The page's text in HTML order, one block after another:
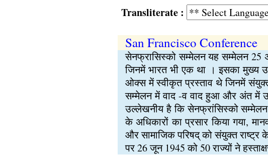
Transliterate :
San Francisco Conference
सेनफ्रासिस्को सम्मेलन यह सम्मेलन 25
जिनमें भारत भी एक था । इसका मुख्य
ओक्स में स्वीकृत प्रस्ताव थे जिनमें संयुक्त
सम्मेलन में वाद -व वाद हुआ और अंत में उस
उल्लेखनीय है कि सेनफ्रांसिस्को
के अधिकारों का प्रसार किया गया,
और सामाजिक परिषद् को संयुक्त
पर 26 जून 1945 को 50 राज्यों ने